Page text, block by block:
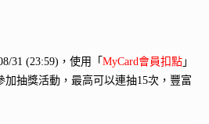
31 (23:59)，使用「 MyCard會員扣點 」
加抽獎活動，最高可以連抽15次，豐富